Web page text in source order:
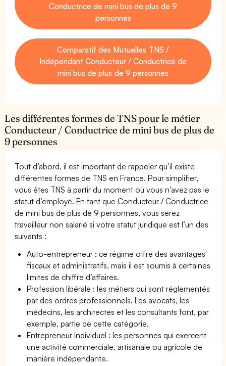
Conductrice de mini bus de plus de 9
personnes
Comparatif des Mutuelles TNS /
Indépendant Conducteur / Conductrice de
mini bus de plus de 9 personnes
Les différentes formes de TNS pour le métier
Conducteur / Conductrice de mini bus de plus de
9 personnes
Tout d’abord, il est important de rappeler qu’il existe
différentes formes de TNS en France. Pour simplifier,
vous êtes TNS à partir du moment où vous n’avez pas le
statut d’employé. En tant que Conducteur / Conductrice
de mini bus de plus de 9 personnes, vous serez
travailleur non salarié si votre statut juridique est l’un des
suivants :
Auto-entrepreneur : ce régime offre des avantages
fiscaux et administratifs, mais il est soumis à certaines
limites de chiffre d’affaires.
Profession libérale : les métiers qui sont réglementés
par des ordres professionnels. Les avocats, les
médecins, les architectes et les consultants font, par
exemple, partie de cette catégorie.
Entrepreneur Individuel : les personnes qui exercent
une activité commerciale, artisanale ou agricole de
manière indépendante.